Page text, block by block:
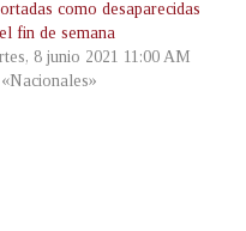
como desaparecidas
fin de semana
8 junio 2021 11:00 AM